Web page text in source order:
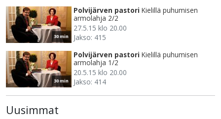
30 min
Polvijärven pastori Kielillä puhumisen
armolahja 2/2
27.5.15 klo 20.00
Jakso: 415
30 min
Polvijärven pastori Kielillä puhumisen
armolahja 1/2
20.5.15 klo 20.00
Jakso: 414
Uusimmat